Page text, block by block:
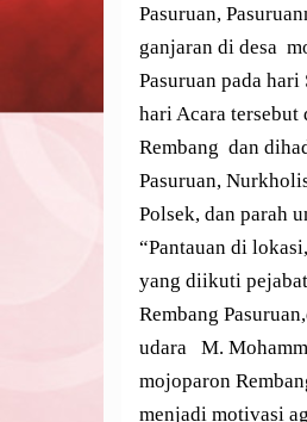
Pasuruan,
ganjaran di desa
Pasuruan pada
hari Acara
Rembang dan
Pasuruan,
Polsek, dan parah
“Pantauan di
yang diikuti
Rembang
udara M.
mojoparon
menjadi motivasi